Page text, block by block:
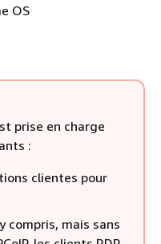
OS
prise en charge
:
clientes pour
compris, mais sans